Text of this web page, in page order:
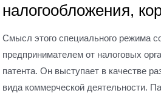
налогообложения,
Смысл этого специального режима
предпринимателем от налоговых
патента. Он выступает в качестве
вида коммерческой деятельности.